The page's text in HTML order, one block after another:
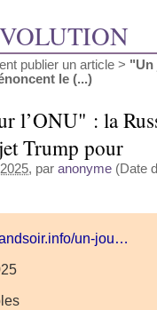
publier un article > "Un
le (...)
l’ONU" : la
Trump pour
, par anonyme (Date
un-jou…